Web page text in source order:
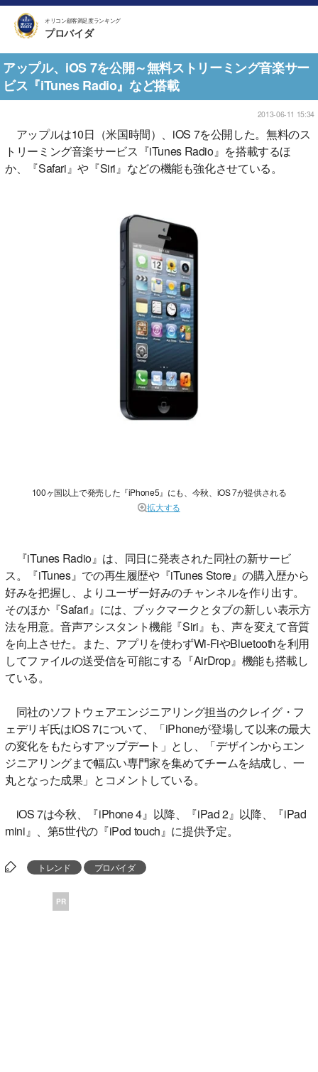
オリコン顧客満足度ランキング
プロバイダ
アップル、iOS 7を公開～無料ストリーミング音楽サー
ビス『iTunes Radio』など搭載
2013-06-11 15:34
アップルは10日（米国時間）、iOS 7を公開した。無料のス
トリーミング音楽サービス『iTunes Radio』を搭載するほ
か、『Safari』や『Siri』などの機能も強化させている。
100ヶ国以上で発売した『iPhone5』にも、今秋、iOS 7が提供される
拡大する
『iTunes Radio』は、同日に発表された同社の新サービ
ス。『iTunes』での再生履歴や『iTunes Store』の購入歴から
好みを把握し、よりユーザー好みのチャンネルを作り出す。
そのほか『Safari』には、ブックマークとタブの新しい表示方
法を用意。音声アシスタント機能『Siri』も、声を変えて音質
を向上させた。また、アプリを使わずWi-FiやBluetoothを利用
してファイルの送受信を可能にする『AirDrop』機能も搭載し
ている。
同社のソフトウェアエンジニアリング担当のクレイグ・フ
ェデリギ氏はiOS 7について、「iPhoneが登場して以来の最大
の変化をもたらすアップデート」とし、「デザインからエン
ジニアリングまで幅広い専門家を集めてチームを結成し、一
丸となった成果」とコメントしている。
iOS 7は今秋、『iPhone 4』以降、『iPad 2』以降、『iPad
mini』、第5世代の『iPod touch』に提供予定。
トレンド プロバイダ
PR